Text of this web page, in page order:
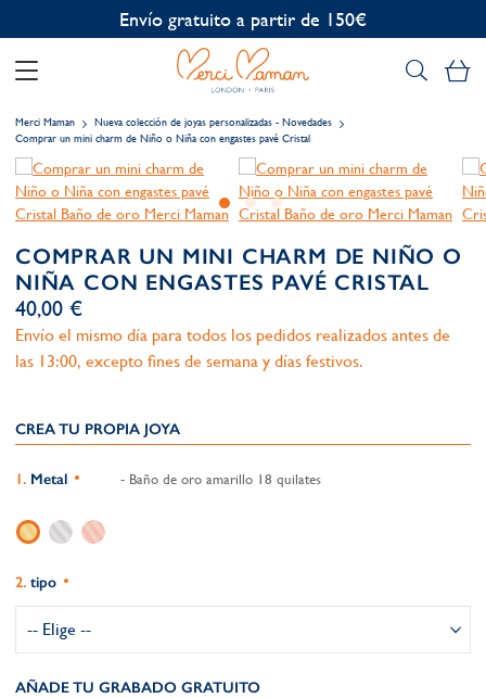
Personalización gratuita
Merci Maman
Nueva colección de joyas personalizadas - Novedades
Comprar un mini charm de Niño o Niña con engastes pavé Cristal
COMPRAR UN MINI CHARM DE NIÑO O
NIÑA CON ENGASTES PAVÉ CRISTAL
40,00 €
Envío el mismo día para todos los pedidos realizados antes de
las 13:00, excepto fines de semana y días festivos.
CREA TU PROPIA JOYA
Metal - Baño de oro amarillo 18 quilates
tipo
AÑADE TU GRABADO GRATUITO​